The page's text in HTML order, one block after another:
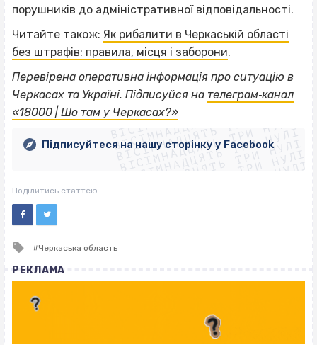
порушників до адміністративної відповідальності.
Читайте також: Як рибалити в Черкаській області
без штрафів: правила, місця і заборони.
Перевірена оперативна інформація про ситуацію в
Черкасах та Україні. Підписуйся на телеграм‐канал
«18000 | Шо там у Черкасах?»ВІСІМНАДЦЯТЬ ТРИ НУЛІ
ВІСІМНАДЦЯТЬ ТРИ НУЛІ
ВІСІМНАДЦЯТЬ ТРИ НУЛІ
ВІСІМНАДЦЯТЬ ТРИ НУЛІ
ВІСІМНАДЦЯТЬ ТРИ НУЛІ
ВІСІМНАДЦЯТЬ ТРИ НУЛІ
ВІСІМНАДЦЯТЬ ТРИ НУЛІ
ВІСІМНАДЦЯТЬ ТРИ НУЛІ
Підписуйтеся на нашу сторінку у Facebook
Поділитись статтею
Tagged
Черкаська область
РЕКЛАМА